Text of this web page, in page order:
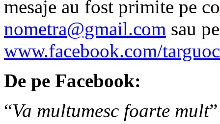
mesaje au fost primite pe
nometra@gmail.com sau
www.facebook.com/
De pe Facebook:
“Va multumesc foarte mult